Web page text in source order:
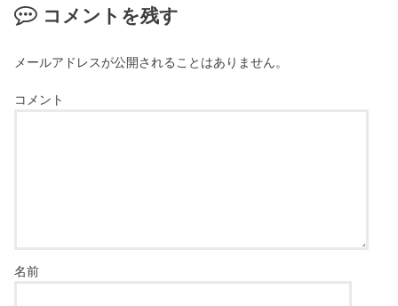
コメントを残す
メールアドレスが公開されることはありません。
コメント
名前